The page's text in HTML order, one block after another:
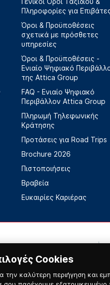
Πληροφορίες για
Όροι & Προϋποθέσεις
σχετικά με πρόσθετες
υπηρεσίες
Όροι & Προϋποθέσεις -
Ενιαίο Ψηφιακό
της Attica Group
FAQ - Ενιαίο Ψηφιακό
Περιβάλλον Attica Group
Πληρωμή Τηλεφωνικής
Κράτησης
Προτάσεις για Road Trips
Brochure 2026
Πιστοποιήσεις
Βραβεία
Ευκαιρίες Καριέρας
Cookies
την καλύτερη περιήγηση και